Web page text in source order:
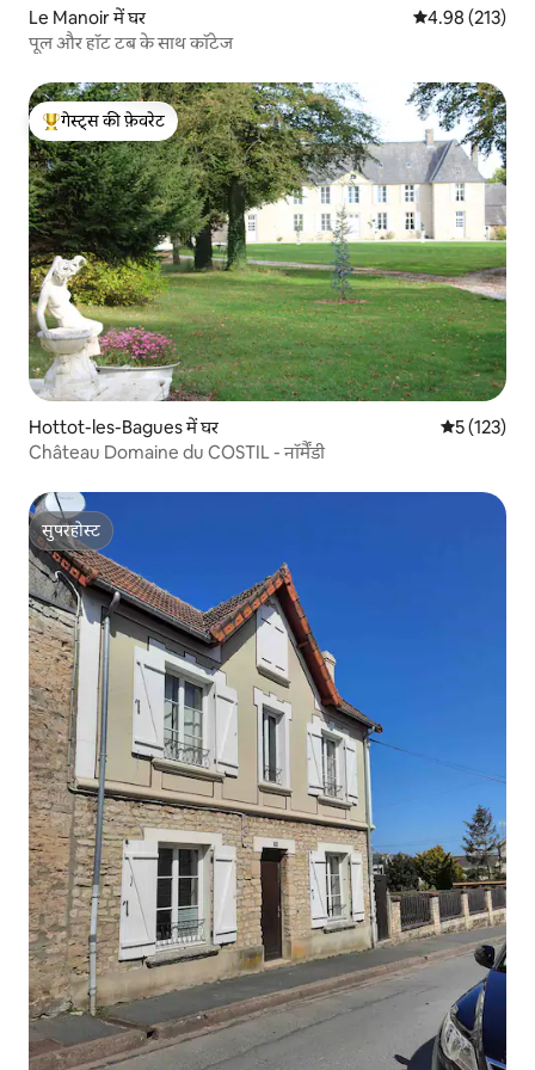
Le Manoir में घर औसत रेटिंग 5 में से
4.98 (213)
पूल और हॉट टब के साथ कॉटेज
गेस्ट्स का टॉप फ़ेवरेट
गेस्ट्स की फ़ेवरेट
Hottot-les-Bagues में घर औसत रेटिंग 5
5 (123)
Château Domaine du COSTIL - नॉर्मैंडी
सुपरहोस्ट
सुपरहोस्ट